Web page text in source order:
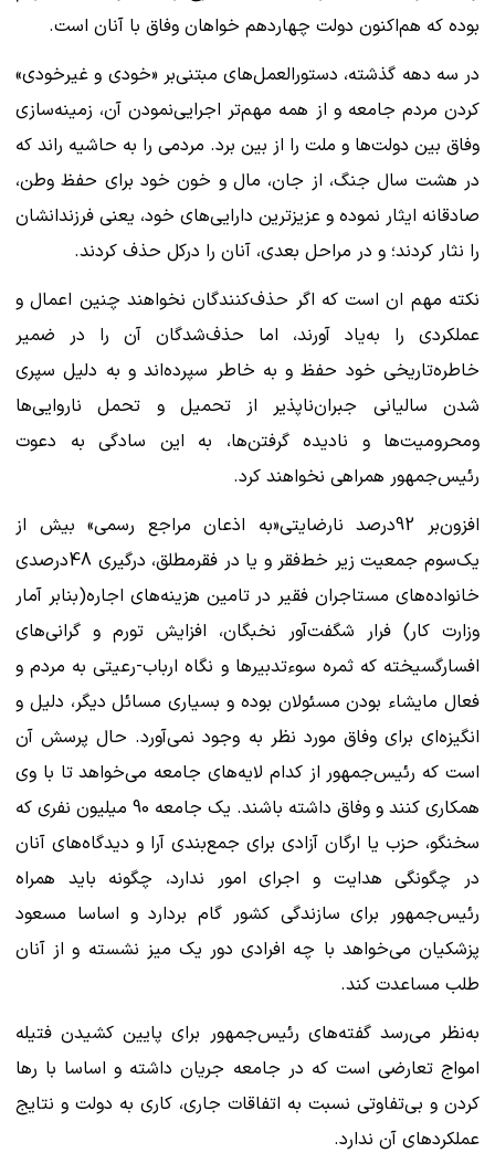
بوده که هم‌اکنون دولت چهاردهم خواهان وفاق با آنان است.
در سه دهه گذشته، دستورالعمل‌های مبتنی‌بر «خودی و غیرخودی»
کردن مردم جامعه و از همه مهم‌تر اجرایی‌نمودن آن، زمینه‌سازی
وفاق بین دولت‌ها و ملت را از بین برد. مردمی را به حاشیه راند که
در هشت سال جنگ، از جان، مال و خون خود برای حفظ وطن،
صادقانه ایثار نموده و عزیزترین دارایی‌های خود، یعنی فرزندانشان
را نثار کردند؛ و در مراحل بعدی، آنان را درکل حذف کردند.
نکته مهم ان است که اگر حذف‌کنندگان نخواهند چنین اعمال و
عملکردی را به‌یاد آورند، اما حذف‌شدگان آن را در ضمیر
خاطره‌تاریخی خود حفظ و به خاطر سپرده‌اند و به دلیل سپری
شدن سالیانی جبران‌ناپذیر از تحمیل و تحمل ناروایی‌ها
ومحرومیت‌ها و نادیده گرفتن‌ها، به این سادگی به دعوت
رئیس‌جمهور همراهی نخواهند کرد.
افزون‌بر 92درصد نارضایتی«به اذعان مراجع رسمی» بیش از
یک‌سوم جمعیت زیر خط‌فقر و یا در فقرمطلق، درگیری 48درصدی
خانواده‌های مستاجران فقیر در تامین هزینه‌های اجاره(بنابر آمار
وزارت کار) فرار شگفت‌آور نخبگان، افزایش تورم‌ و گرانی‌های
افسارگسیخته که ثمره سوءتدبیرها و نگاه ارباب-رعیتی به مردم و
فعال مایشاء بودن مسئولان بوده و بسیاری مسائل دیگر، دلیل و
انگیزه‌ای برای وفاق مورد نظر به وجود نمی‌آورد. حال پرسش آن
است که رئیس‌جمهور از کدام لایه‌های جامعه می‌خواهد تا با وی
همکاری کنند و وفاق داشته باشند. یک جامعه 90 میلیون نفری که
سخنگو، حزب یا ارگان آزادی برای جمع‌بندی آرا و دیدگاه‌های آنان
در چگونگی هدایت و اجرای امور ندارد، چگونه باید همراه
رئیس‌جمهور برای سازندگی کشور گام بردارد و اساسا مسعود
پزشکیان می‌خواهد با چه افرادی دور یک میز نشسته و از آنان
طلب مساعدت کند.
به‌نظر می‌رسد گفته‌های رئیس‌جمهور برای پایین کشیدن فتیله
امواج تعارضی است که در جامعه جریان داشته و اساسا با رها
کردن و بی‌تفاوتی نسبت به اتفاقات جاری، کاری به دولت و نتایج
عملکردهای آن ندارد.